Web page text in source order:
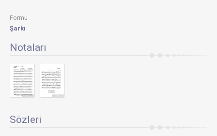
Formu
Şarkı
Notaları
Sözleri